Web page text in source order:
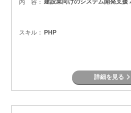
内 容：
スキル： PHP
詳細を見る